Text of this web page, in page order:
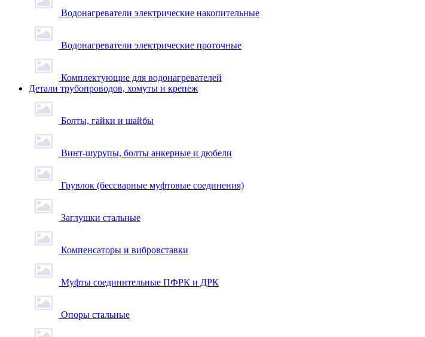
Водонагреватели электрические накопительные
Водонагреватели электрические проточные
Комплектующие для водонагревателей
Детали трубопроводов, хомуты и крепеж
Болты, гайки и шайбы
Винт-шурупы, болты анкерные и дюбели
Грувлок (бессварные муфтовые соединения)
Заглушки стальные
Компенсаторы и вибровставки
Муфты соединительные ПФРК и ДРК
Опоры стальные